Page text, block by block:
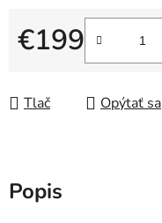
€199
Jednotková cena:
Tlač Opýtať sa
Popis